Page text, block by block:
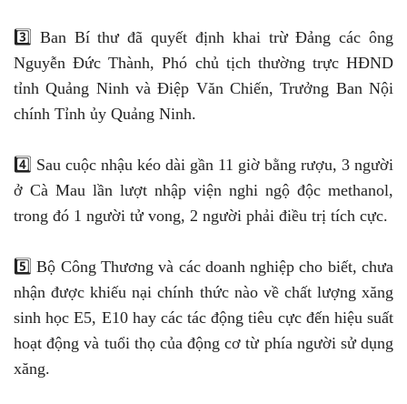
3️⃣ Ban Bí thư đã quyết định khai trừ Đảng các ông
Nguyễn Đức Thành, Phó chủ tịch thường trực HĐND
tỉnh Quảng Ninh và Điệp Văn Chiến, Trưởng Ban Nội
chính Tỉnh ủy Quảng Ninh.
4️⃣ Sau cuộc nhậu kéo dài gần 11 giờ bằng rượu, 3 người
ở Cà Mau lần lượt nhập viện nghi ngộ độc methanol,
trong đó 1 người tử vong, 2 người phải điều trị tích cực.
5️⃣ Bộ Công Thương và các doanh nghiệp cho biết, chưa
nhận được khiếu nại chính thức nào về chất lượng xăng
sinh học E5, E10 hay các tác động tiêu cực đến hiệu suất
hoạt động và tuổi thọ của động cơ từ phía người sử dụng
xăng.